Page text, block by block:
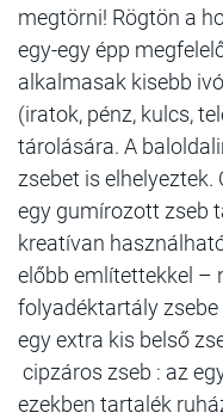
megtörni! Rögtön a
egy-egy épp
alkalmasak kisebb
(iratok, pénz, kulcs,
tárolására. A
zsebet is elhelyeztek.
egy gumírozott zseb
kreatívan
előbb említettekkel –
folyadéktartály zsebe
egy extra kis belső
cipzáros zseb : az
ezekben tartalék